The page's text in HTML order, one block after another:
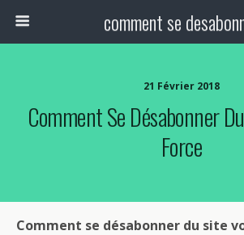
comment se
21 Février 2018
Comment Se Désabonner
Force
Comment se désabonner du site